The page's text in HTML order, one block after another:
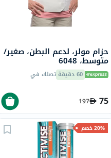
حزام مولر، لدعم البطن، صغير/
متوسط، 6048
60 دقيقة تصلك في
75
197
20% خصم